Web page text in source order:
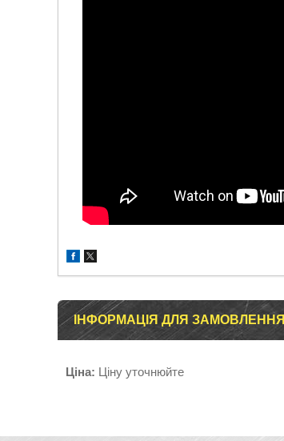
ІНФОРМАЦІЯ ДЛЯ ЗАМОВЛЕННЯ
Ціна: Ціну уточнюйте